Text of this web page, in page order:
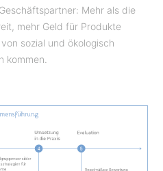
Mehr als die
mehr Geld für Produkte
sozial und ökologisch
kommen.